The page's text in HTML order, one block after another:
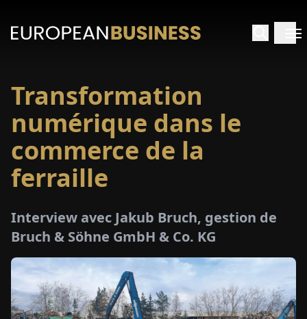
Transformation
numérique dans le
commerce de la
ferraille
Interview avec Jakub Bruch, gestion de
Bruch & Söhne GmbH & Co. KG